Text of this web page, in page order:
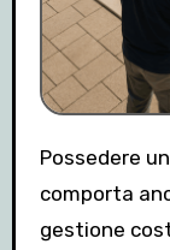
Possedere una piscina è un piacere, ma
comporta
gestione